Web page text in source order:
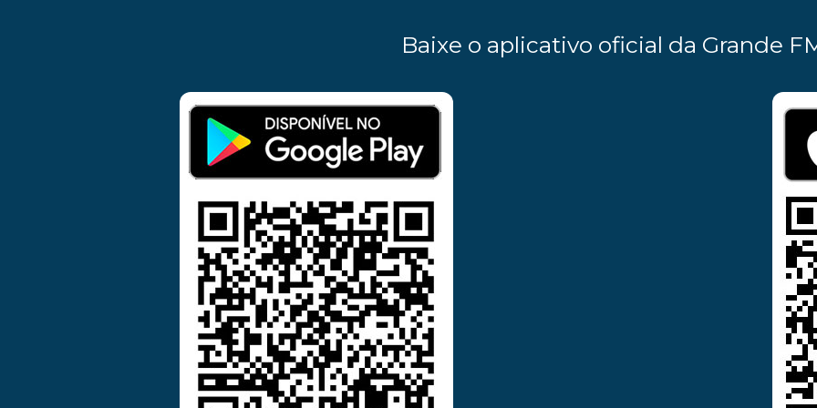
Baixe o aplicativo oficial da Grande